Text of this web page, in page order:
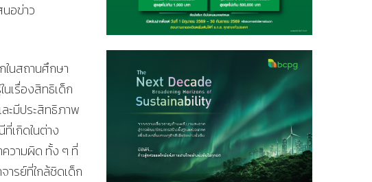
อข่าว
ในสถานศึกษา
เรื่องสิทธิเด็ก
ะมีประสิทธิภาพ
เกิดในต่าง
ความผิด ทั้ง ๆ ที่
ารย์ที่ใกล้ชิดเด็ก